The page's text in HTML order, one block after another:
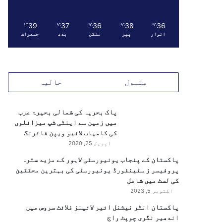
36
℃
اتوار
38
℃
پیر
36
℃
منگل
37
℃
بدھ
39
℃
جمعرات
مقبول حالیہ
پاک بحریہ کی شمالی بحیرۂ عرب
میں زمین سے اینٹی شپ میزائلوں
کی کامیاب لائیو ویپن فائرنگ
اپریل 25, 2020
پاکستان کے پنجاب یونیورسٹی لاہور کے مزید سترہ
پروفیسر ز سٹینفورڈ یونیورسٹی کی بہترین محققین
کی لسٹ میں شامل
اکتوبر 5, 2023
پاکستان انٹر نیشنل ائیر لائینز فلائٹ سروس میں
اندھیر نگری چوپٹ راج